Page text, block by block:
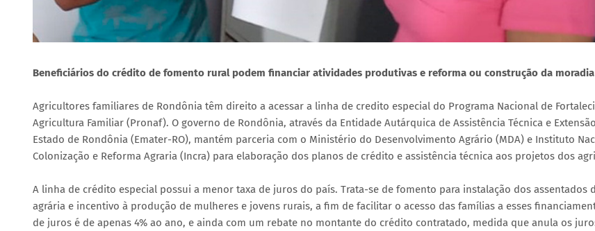
Beneficiários do crédito de fomento rural podem financiar atividades produtivas e reforma ou construção da moradia
Agricultores familiares de Rondônia têm direito a acessar a linha de credito especial do Programa Nacional de
Agricultura Familiar (Pronaf). O governo de Rondônia, através da Entidade Autárquica de Assistência Técnica e
Estado de Rondônia (Emater-RO), mantém parceria com o Ministério do Desenvolvimento Agrário (MDA) e Instituto
Colonização e Reforma Agraria (Incra) para elaboração dos planos de crédito e assistência técnica aos projetos dos
A linha de crédito especial possui a menor taxa de juros do país. Trata-se de fomento para instalação dos assentados
agrária e incentivo à produção de mulheres e jovens rurais, a fim de facilitar o acesso das famílias a esses
de juros é de apenas 4% ao ano, e ainda com um rebate no montante do crédito contratado, medida que anula os